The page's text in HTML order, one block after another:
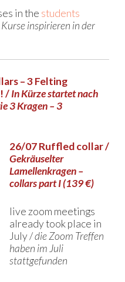
in the students
inspirieren in der
– 3 Felting
/In Kürze startet nach
3 Kragen – 3
26/07 Ruffled collar /
Gekräuselter
Lamellenkragen –
collars part I (139 €)
live zoom meetings
already took place in
July /die Zoom Treffen
haben im Juli
stattgefunden